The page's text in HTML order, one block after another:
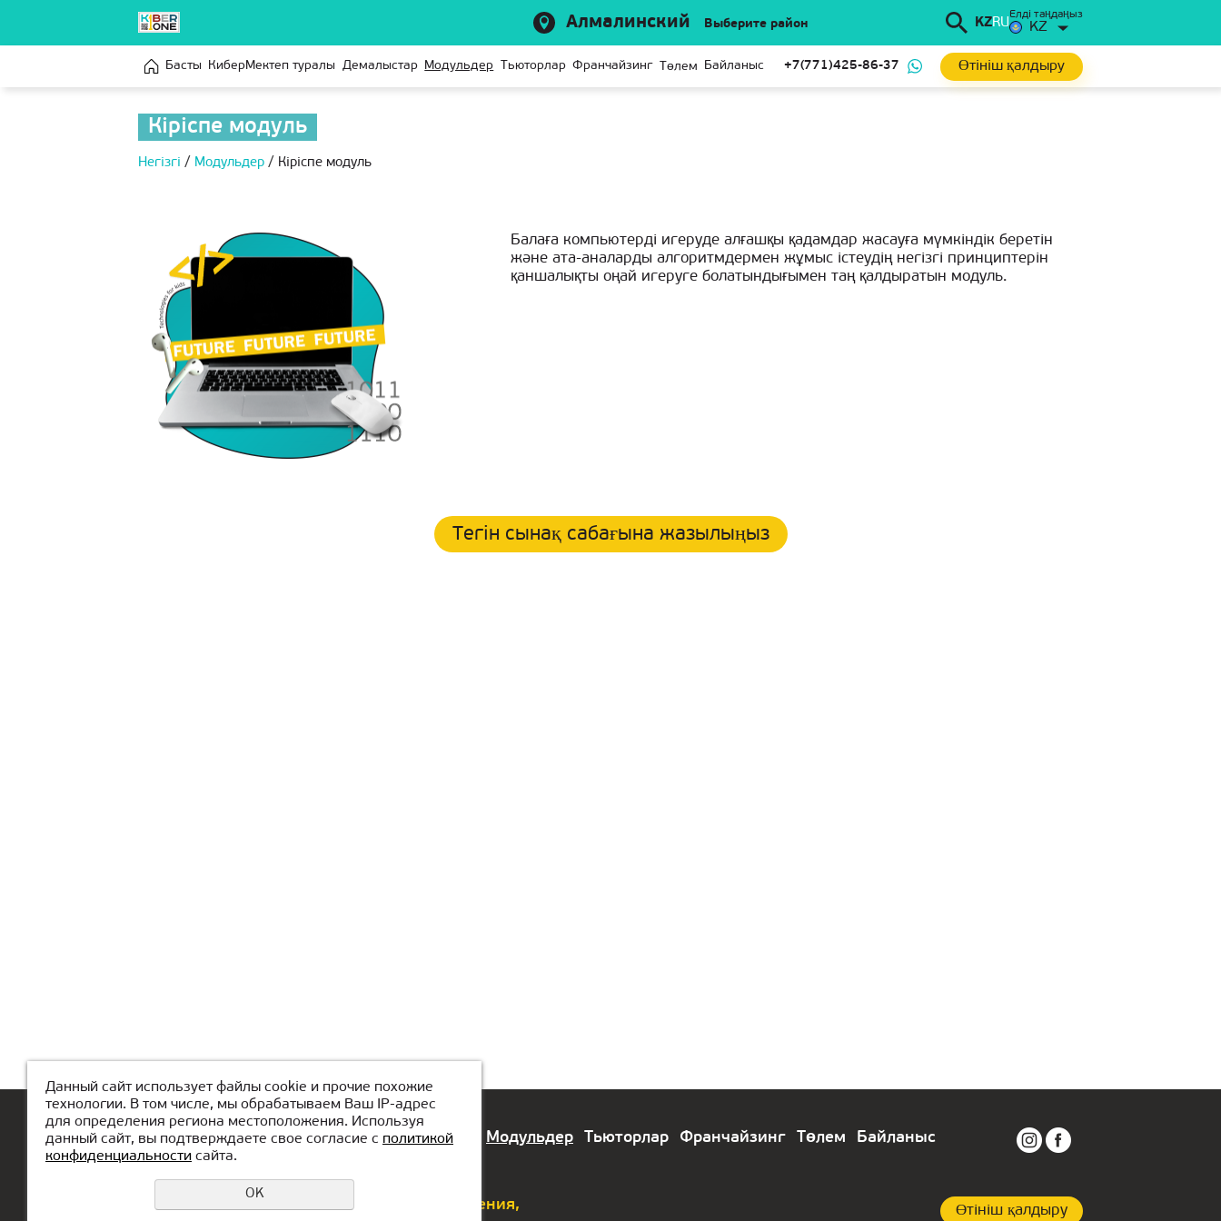
Алмалинский Выберите район KZRU
Елді таңдаңыз
KZ
Басты КиберМектеп туралы Демалыстар Модульдер Тьюторлар Франчайзинг Төлем Байланыс +7(771)425-86-37 Өтініш қалдыру
Кіріспе модуль
Негізгі / Модульдер / Кіріспе модуль
Балаға компьютерді игеруде алғашқы қадамдар жасауға мүмкіндік беретін
және ата-аналарды алгоритмдермен жұмыс істеудің негізгі принциптерін
қаншалықты оңай игеруге болатындығымен таң қалдыратын модуль.
Тегін сынақ сабағына жазылыңыз
Басты КиберМектеп туралы Демалыстар Модульдер Тьюторлар Франчайзинг Төлем Байланыс
Еcли у вас возникли вопросы или предложения,
Өтініш қалдыру
Данный сайт использует файлы cookie и прочие похожие
технологии. В том числе, мы обрабатываем Ваш IP-адрес
для определения региона местоположения. Используя
данный сайт, вы подтверждаете свое согласие с политикой
конфиденциальности сайта.
OK